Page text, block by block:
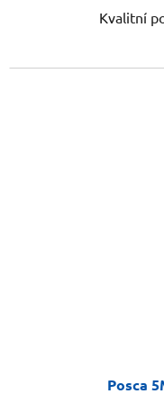
Kvalitní
Posca